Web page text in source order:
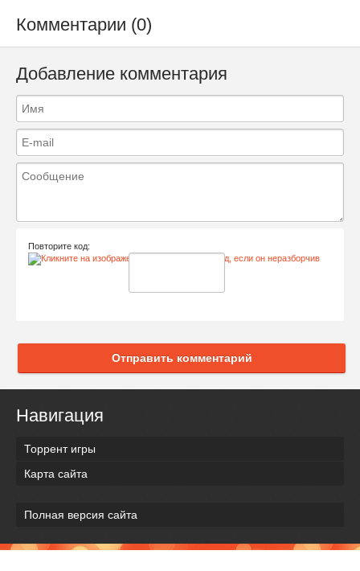
Комментарии (0)
Добавление комментария
Повторите код:
Отправить комментарий
Навигация
Торрент игры
Карта сайта
Полная версия сайта